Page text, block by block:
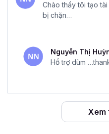
Chào thầy tôi tạo
bị chặn…
Nguyễn Thị
Hổ trợ dùm
Xem